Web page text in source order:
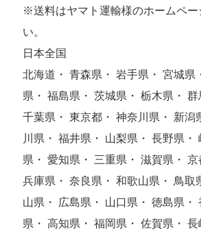
※送料はヤマト運輸様のホームペー
い。
日本全国
北海道・ 青森県・ 岩手県・ 宮城県
県・ 福島県・ 茨城県・ 栃木県・ 群
千葉県・ 東京都・ 神奈川県・ 新潟
川県・ 福井県・ 山梨県・ 長野県・
県・ 愛知県・ 三重県・ 滋賀県・ 京
兵庫県・ 奈良県・ 和歌山県・ 鳥取
山県・ 広島県・ 山口県・ 徳島県・
県・ 高知県・ 福岡県・ 佐賀県・ 長